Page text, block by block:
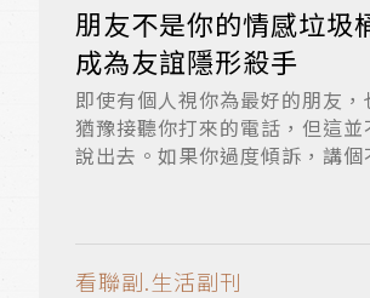
朋友不是你的情感垃圾
成為友誼隱形殺手
即使有個人視你為最好的朋友
猶豫接聽你打來的電話，但這
說出去。如果你過度傾訴，講
看聯副.生活副刊